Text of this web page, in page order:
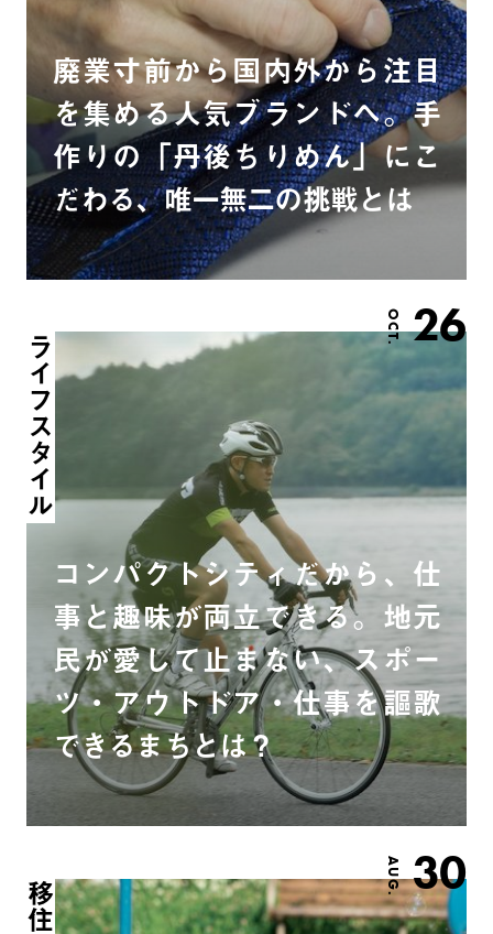
廃業寸前から国内外から注目
を集める人気ブランドへ。手
作りの「丹後ちりめん」にこ
だわる、唯一無二の挑戦とは
OCT. 26
ライフスタイル
コンパクトシティだから、仕
事と趣味が両立できる。地元
民が愛して止まない、スポー
ツ・アウトドア・仕事を謳歌
できるまちとは？
AUG. 30
移住